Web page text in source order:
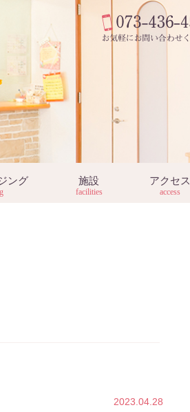
ング 施設
facilities
アクセス
access
2023.04.28